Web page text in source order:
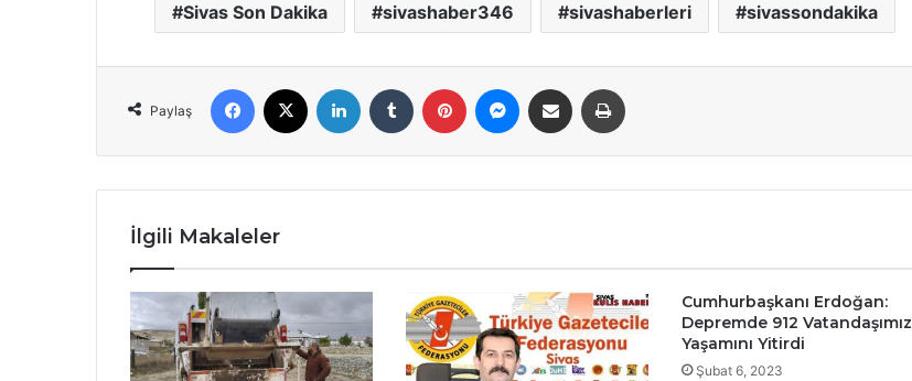
Sivas Son Dakika sivashaber346 sivashaberleri sivassondakika
Paylaş
Facebook LinkedIn Tumblr Pinterest MessengerE-Posta ile paylaş
İlgili Makaleler
Cumhurbaşkanı Erdoğan:
Depremde 912 Vatandaşımız
Yaşamını Yitirdi
Şubat 6, 2023